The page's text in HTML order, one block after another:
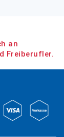
an
Freiberufler.